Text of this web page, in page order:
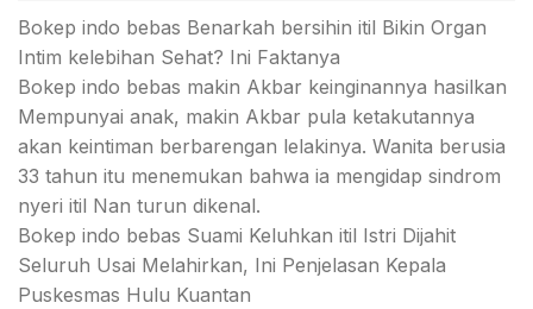
Bokep indo bebas Benarkah bersihin itil Bikin Organ
Intim kelebihan Sehat? Ini Faktanya
Bokep indo bebas makin Akbar keinginannya hasilkan
Mempunyai anak, makin Akbar pula ketakutannya
akan keintiman berbarengan lelakinya. Wanita berusia
33 tahun itu menemukan bahwa ia mengidap sindrom
nyeri itil Nan turun dikenal.
Bokep indo bebas Suami Keluhkan itil Istri Dijahit
Seluruh Usai Melahirkan, Ini Penjelasan Kepala
Puskesmas Hulu Kuantan